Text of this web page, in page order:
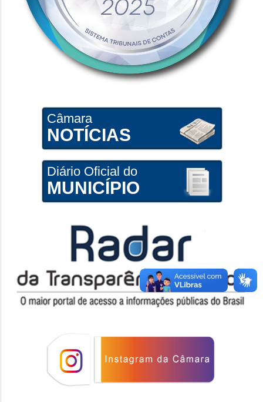
Câmara
NOTÍCIAS
Diário Oficial do
MUNICÍPIO